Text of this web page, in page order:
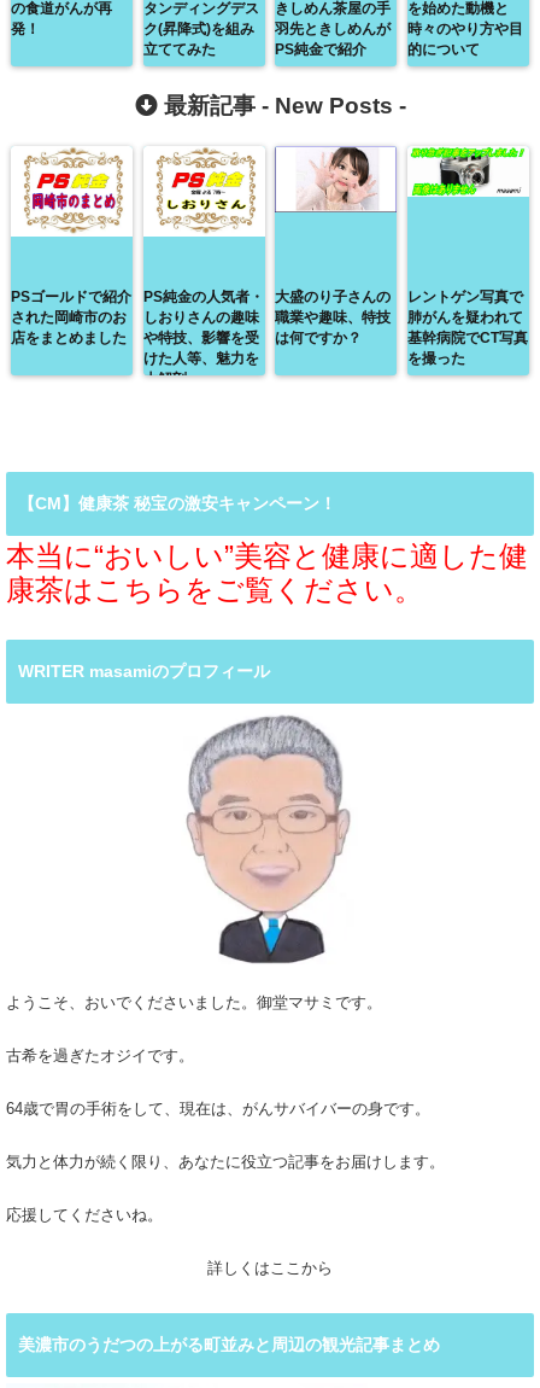
の食道がんが再
発！
タンディングデス
ク(昇降式)を組み
立ててみた
きしめん茶屋の手
羽先ときしめんが
PS純金で紹介
を始めた動機と
時々のやり方や目
的について
最新記事 - New Posts -
PSゴールドで紹介
された岡崎市のお
店をまとめました
PS純金の人気者・
しおりさんの趣味
や特技、影響を受
けた人等、魅力を
大解剖
大盛のり子さんの
職業や趣味、特技
は何ですか？
レントゲン写真で
肺がんを疑われて
基幹病院でCT写真
を撮った
【CM】健康茶 秘宝の激安キャンペーン！
本当に“おいしい”美容と健康に適した健
康茶はこちらをご覧ください。
WRITER masamiのプロフィール
ようこそ、おいでくださいました。御堂マサミです。
古希を過ぎたオジイです。
64歳で胃の手術をして、現在は、がんサバイバーの身です。
気力と体力が続く限り、あなたに役立つ記事をお届けします。
応援してくださいね。
詳しくはここから
美濃市のうだつの上がる町並みと周辺の観光記事まとめ